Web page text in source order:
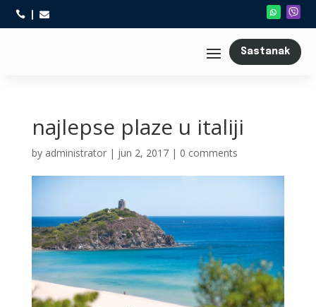
 
Sastanak
najlepse plaze u italiji
by administrator| jun 2, 2017| 0 comments